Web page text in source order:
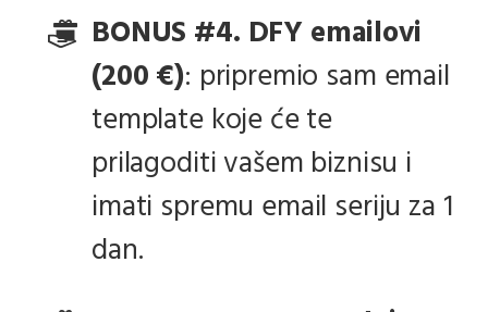
BONUS #4. DFY emailovi
(200 €): pripremio sam email
template koje će te
prilagoditi vašem biznisu i
imati spremu email seriju za 1
dan.